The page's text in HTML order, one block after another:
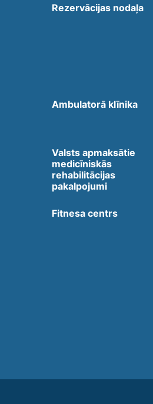
Rezervācijas nodaļa
Ambulatorā klīnika
Valsts apmaksātie
medicīniskās
rehabilitācijas
pakalpojumi
Fitnesa centrs